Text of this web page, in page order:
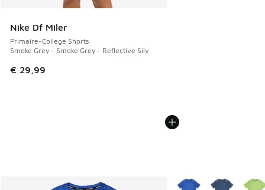
Nike Df Miler
Primaire-College Shorts
Smoke Grey - Smoke Grey - Reflective Silv
€ 29,99
Plus de couleurs